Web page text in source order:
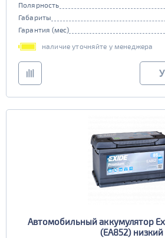
Полярность
Габариты
Гарантия (мес)
наличие уточняйте у менеджера
Автомобильный аккумулятор
(EA852) низкий